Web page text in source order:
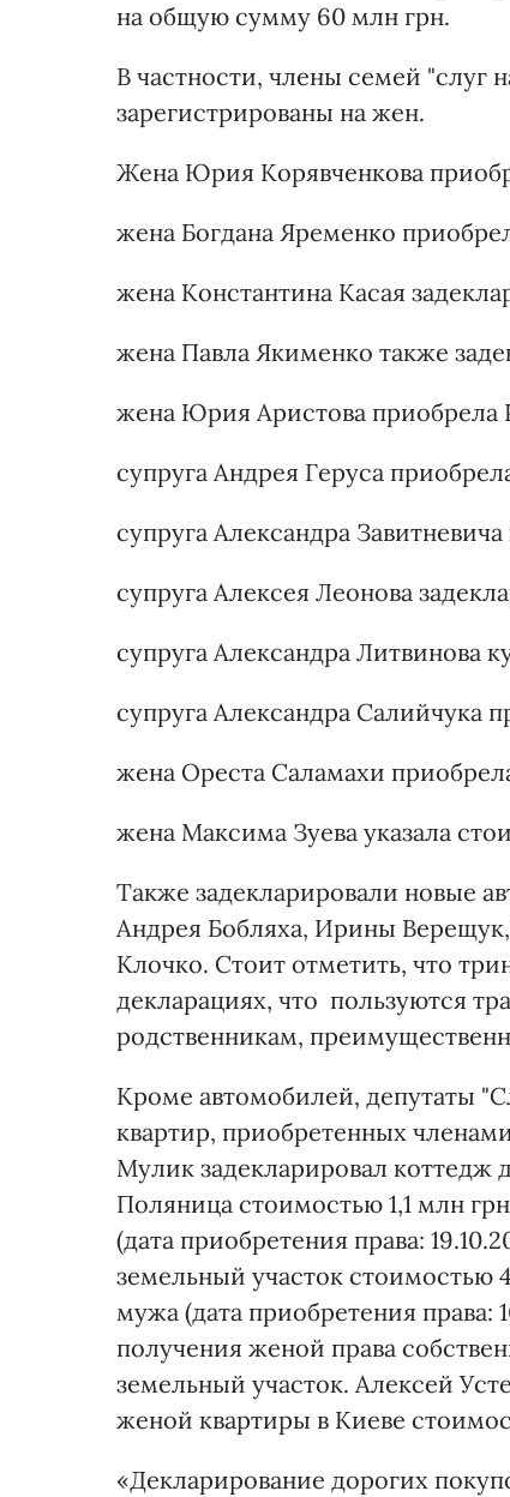
на общую сумму 60 млн грн.
В частности, члены семей "слуг
зарегистрированы на жен.
Жена Юрия Корявченкова
жена Богдана Яременко
жена Константина Касая
жена Павла Якименко также
жена Юрия Аристова приобрела
супруга Андрея Геруса
супруга Александра
супруга Алексея Леонова
супруга Александра Литвинова
супруга Александра Салийчука
жена Ореста Саламахи
жена Максима Зуева указала
Также задекларировали новые
Андрея Бобляха, Ирины
Клочко. Стоит отметить, что
декларациях, что пользуются
родственникам,
Кроме автомобилей, депутаты
квартир, приобретенных
Мулик задекларировал коттедж
Поляница стоимостью 1,1 млн
(дата приобретения права:
земельный участок стоимостью
мужа (дата приобретения права:
получения женой права
земельный участок. Алексей
женой квартиры в Киеве
«Декларирование дорогих